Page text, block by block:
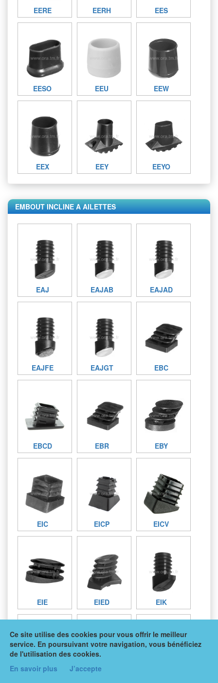
EERE EERH EES
EESO EEU EEW
EEX EEY EEYO
EMBOUT INCLINE A AILETTES
EAJ EAJAB EAJAD
EAJFE EAJGT EBC
EBCD EBR EBY
EIC EICP EICV
EIE EIED EIK
Ce site utilise des cookies pour vous offrir le meilleur
service. En poursuivant votre navigation, vous bénéficiez
de l'utilisation des cookies.
En savoir plus
J’accepte